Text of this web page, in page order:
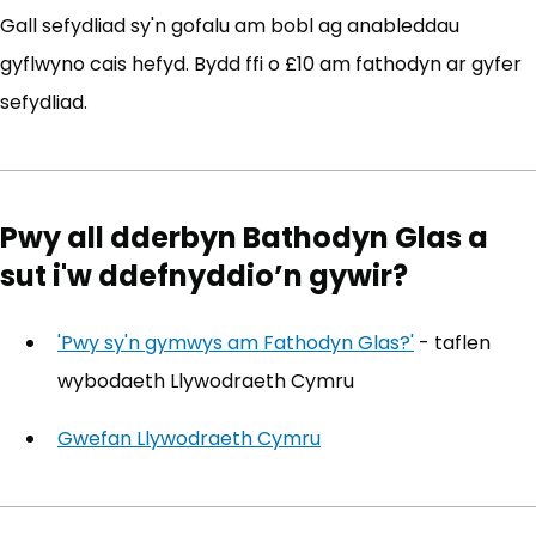
Gall sefydliad sy'n gofalu am bobl ag anableddau
gyflwyno cais hefyd. Bydd ffi o £10 am fathodyn ar gyfer
sefydliad.
Pwy all dderbyn Bathodyn Glas a
sut i'w ddefnyddio’n gywir?
'Pwy sy'n gymwys am Fathodyn Glas?' (yn agor
- taflen
wybodaeth Llywodraeth Cymru
Gwefan Llywodraeth Cymru